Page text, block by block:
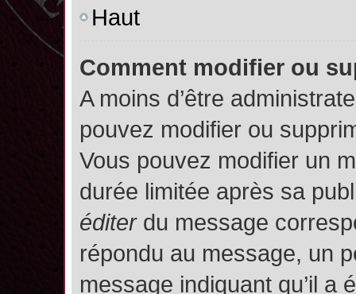
Haut
Comment modifier ou
A moins d’être
pouvez modifier ou
Vous pouvez modifier un
durée limitée après sa
éditerdu message
répondu au message, un
message indiquant qu’il a